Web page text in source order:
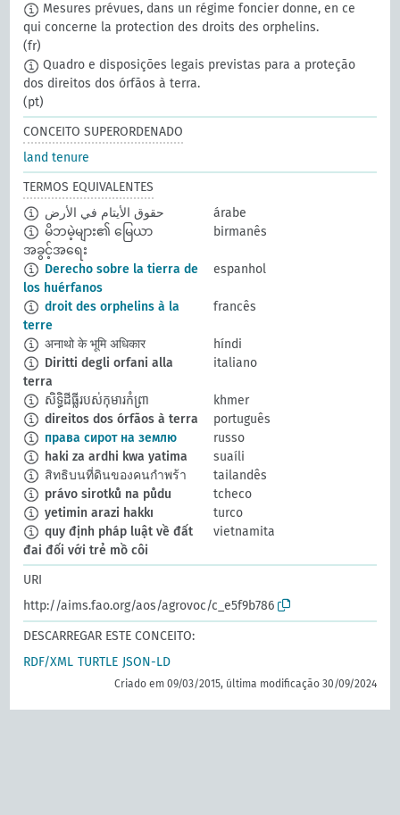
Mesures prévues, dans un régime foncier donne, en ce
qui concerne la protection des droits des orphelins.
(fr)
Quadro e disposições legais previstas para a proteção
dos direitos dos órfãos à terra.
(pt)
CONCEITO SUPERORDENADO
land tenure
TERMOS EQUIVALENTES
حقوق الأيتام في الأرض
árabe
မိဘမဲ့များ၏ မြေယာ
အခွင့်အရေး
birmanês
Derecho sobre la tierra de
los huérfanos
espanhol
droit des orphelins à la
terre
francês
अनाथो के भूमि अधिकार
híndi
Diritti degli orfani alla
terra
italiano
សិទ្ធិដីធ្លីរបស់កុមារកំព្រា​
khmer
direitos dos órfãos à terra
português
права сирот на землю
russo
haki za ardhi kwa yatima
suaíli
สิทธิบนที่ดินของคนกำพร้า
tailandês
právo sirotků na půdu
tcheco
yetimin arazi hakkı
turco
quy định pháp luật về đất
đai đối với trẻ mồ côi
vietnamita
URI
http://aims.fao.org/aos/agrovoc/c_e5f9b786
DESCARREGAR ESTE CONCEITO:
RDF/XML TURTLE JSON-LD
Criado em 09/03/2015, última modificação 30/09/2024